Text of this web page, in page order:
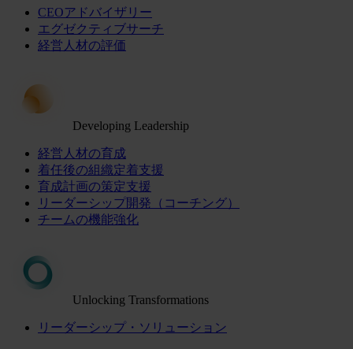
CEOアドバイザリー
エグゼクティブサーチ
経営人材の評価
Developing Leadership
経営人材の育成
着任後の組織定着支援
育成計画の策定支援
リーダーシップ開発（コーチング）
チームの機能強化
Unlocking Transformations
リーダーシップ・ソリューション